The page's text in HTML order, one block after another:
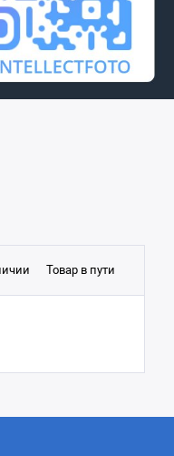
Товар в пути